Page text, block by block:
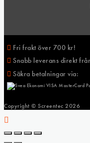
Fri frakt över 700 kr!
Snabb leverans direkt
Säkra betalningar via:
Copyright © Screentec 2026